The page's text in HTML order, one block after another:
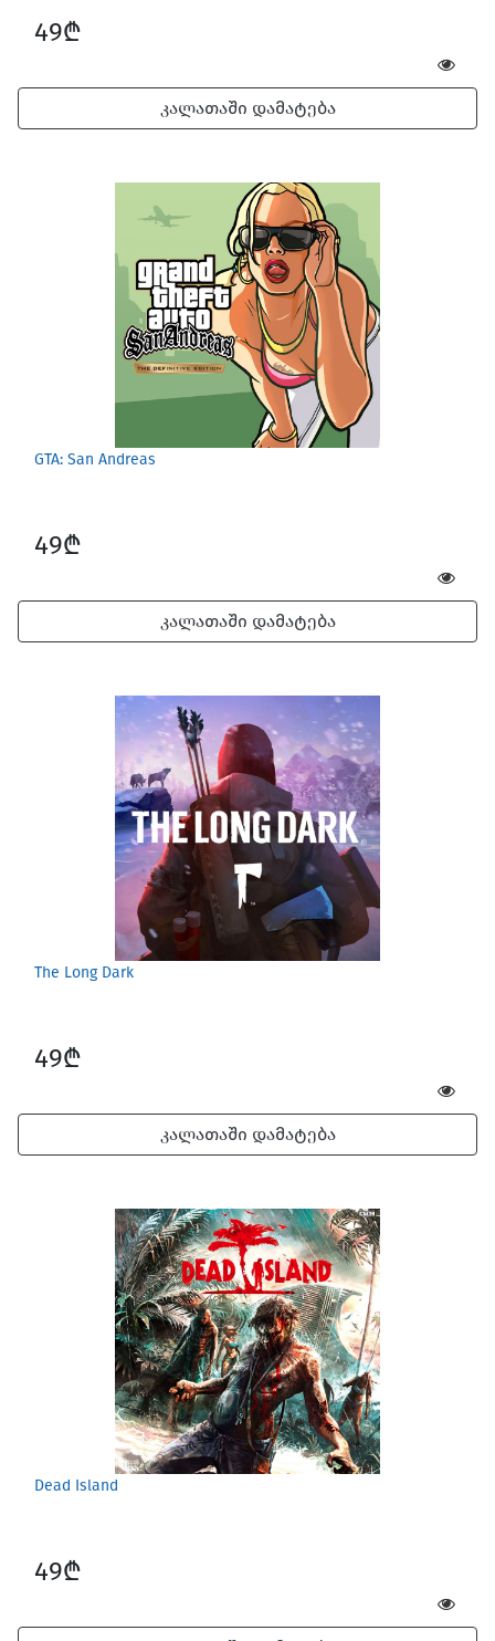
49₾
კალათაში დამატება
GTA: San Andreas
49₾
კალათაში დამატება
The Long Dark
49₾
კალათაში დამატება
Dead Island
49₾